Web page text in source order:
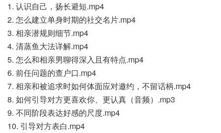
1. 认识自己，扬长避短.mp4
2. 怎么建立单身时期的社交名片.mp4
3. 相亲潜规则细节.mp4
4. 清蒸鱼大法详解.mp4
5. 怎么和相亲男聊得深入且有特点.mp4
6. 前任问题的查户口.mp4
7. 相亲和被追求时如何体面应对邀约，不留话柄.mp4
8. 如何引导对方更喜欢你、更认真（音频）.mp3
9. 不同阶段表达好感的尺度.mp4
10. 引导对方表白.mp4